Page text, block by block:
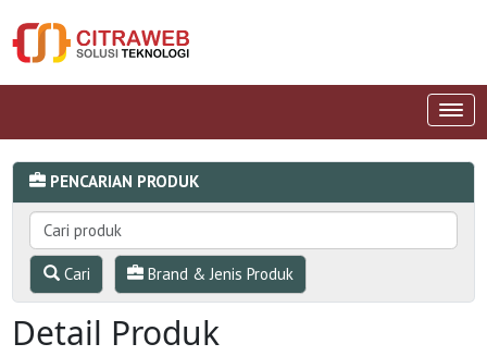
PENCARIAN PRODUK
Cari Brand & Jenis Produk
Detail Produk